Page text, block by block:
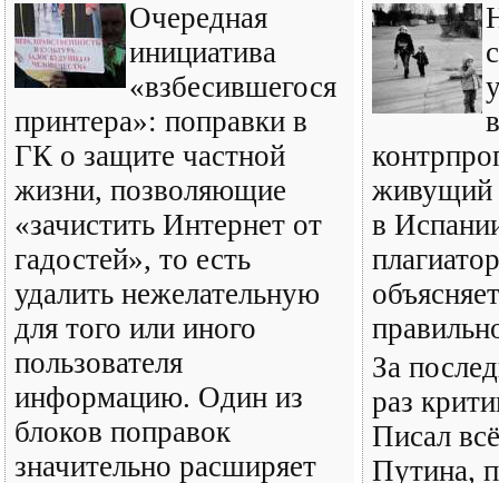
Очередная
инициатива
«взбесившегося
принтера»: поправки в
ГК о защите частной
жизни, позволяющие
«зачистить Интернет от
гадостей», то есть
удалить нежелательную
для того или иного
пользователя
информацию. Один из
блоков поправок
значительно расширяет
живущий
в
За
раз
Писал
Путина,